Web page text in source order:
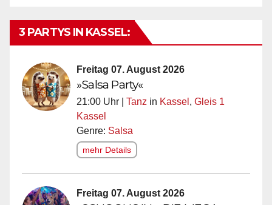
3 PARTYS IN KASSEL:
Freitag 07. August 2026
»Salsa Party«
21:00 Uhr | Tanz in Kassel , Gleis 1
Kassel
Genre: Salsa
mehr Details
Freitag 07. August 2026